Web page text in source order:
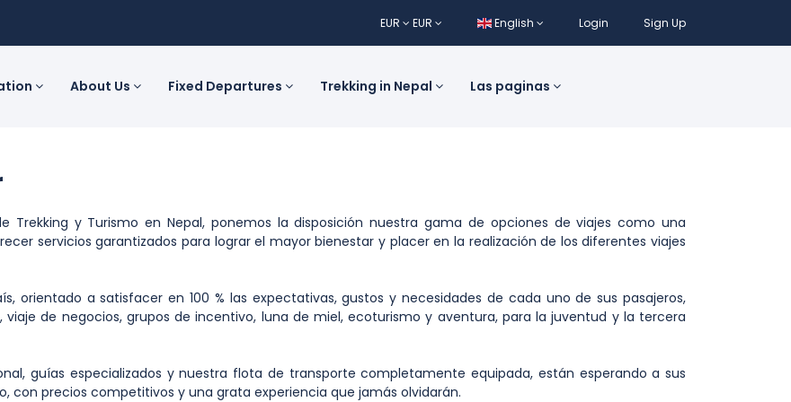
EUR EUR English Login Sign Up
About Us Fixed Departures Trekking in Nepal Las paginas
Trekking y Turismo en Nepal, ponemos la disposición nuestra gama de opciones de viajes como una
servicios garantizados para lograr el mayor bienestar y placer en la realización de los diferentes viajes
orientado a satisfacer en 100 % las expectativas, gustos y necesidades de cada uno de sus pasajeros,
de negocios, grupos de incentivo, luna de miel, ecoturismo y aventura, para la juventud y la tercera
guías especializados y nuestra flota de transporte completamente equipada, están esperando a sus
con precios competitivos y una grata experiencia que jamás olvidarán.